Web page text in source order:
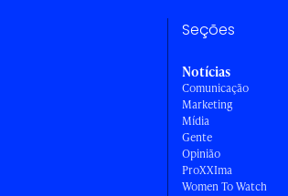
Seções
Notícias
Comunicação
Marketing
Mídia
Gente
Opinião
ProXXIma
Women To Watch